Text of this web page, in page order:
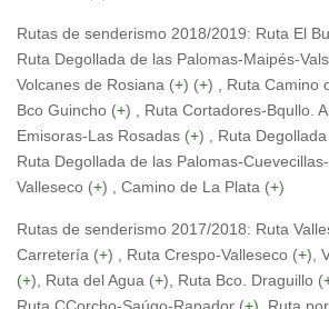
Rutas de senderismo 2018/2019: Ruta El
Ruta Degollada de las Palomas-Maipés-
Volcanes de Rosiana (+) (+) , Ruta Camino
Bco Guincho (+) , Ruta Cortadores-Bqullo.
Emisoras-Las Rosadas (+) , Ruta
Ruta Degollada de las Palomas-
Valleseco (+) , Camino de La Plata (+)
Rutas de senderismo 2017/2018: Ruta
Carretería (+) , Ruta Crespo-Valleseco (+),
(+), Ruta del Agua (+), Ruta Bco. Draguillo (